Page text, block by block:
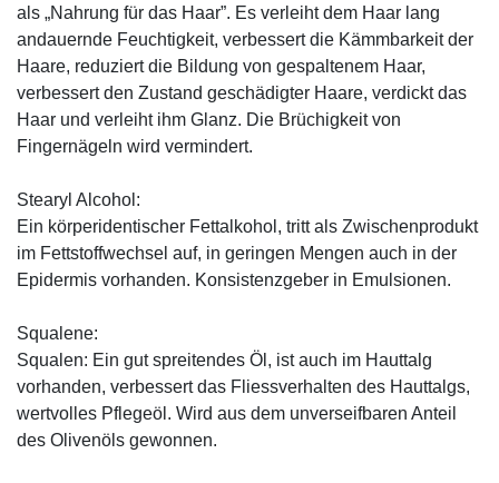
als „Nahrung für das Haar”. Es verleiht dem Haar lang
andauernde Feuchtigkeit, verbessert die Kämmbarkeit der
Haare, reduziert die Bildung von gespaltenem Haar,
verbessert den Zustand geschädigter Haare, verdickt das
Haar und verleiht ihm Glanz. Die Brüchigkeit von
Fingernägeln wird vermindert.
Stearyl Alcohol:
Ein körperidentischer Fettalkohol, tritt als Zwischenprodukt
im Fettstoffwechsel auf, in geringen Mengen auch in der
Epidermis vorhanden. Konsistenzgeber in Emulsionen.
Squalene:
Squalen: Ein gut spreitendes Öl, ist auch im Hauttalg
vorhanden, verbessert das Fliessverhalten des Hauttalgs,
wertvolles Pflegeöl. Wird aus dem unverseifbaren Anteil
des Olivenöls gewonnen.